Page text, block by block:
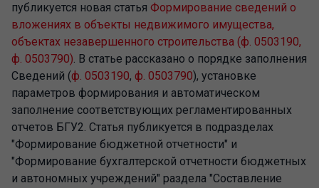
публикуется новая статья Формирование сведений о
вложениях в объекты недвижимого имущества,
объектах незавершенного строительства (ф. 0503190,
ф. 0503790). В статье рассказано о порядке заполнения
Сведений (ф. 0503190, ф. 0503790), установке
параметров формирования и автоматическом
заполнение соответствующих регламентированных
отчетов БГУ2. Статья публикуется в подразделах
"Формирование бюджетной отчетности" и
"Формирование бухгалтерской отчетности бюджетных
и автономных учреждений" раздела "Составление